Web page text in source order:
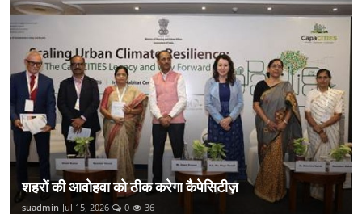
शहरों की आवोहवा को ठीक करेगा कैपेसिटीज़
suadmin Jul 15, 2026 0 36